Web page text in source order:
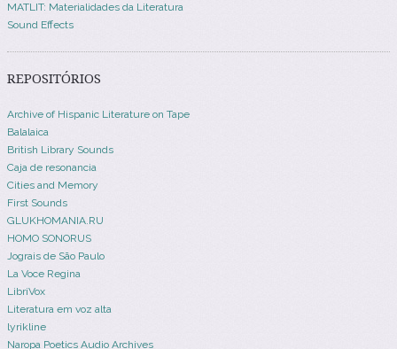
MATLIT: Materialidades da Literatura
Sound Effects
REPOSITÓRIOS
Archive of Hispanic Literature on Tape
Balalaica
British Library Sounds
Caja de resonancia
Cities and Memory
First Sounds
GLUKHOMANIA.RU
HOMO SONORUS
Jograis de São Paulo
La Voce Regina
LibriVox
Literatura em voz alta
lyrikline
Naropa Poetics Audio Archives